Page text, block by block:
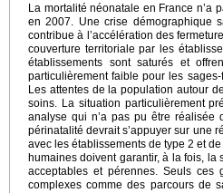
La mortalité néonatale en France n’a
en 2007. Une crise démographique
contribue à l’accélération des
couverture territoriale par les
établissements sont saturés et
particulièrement faible pour les
Les attentes de la population autour
soins. La situation particulièrement
analyse qui n’a pas pu être
périnatalité devrait s’appuyer sur une
avec les établissements de type 2 et
humaines doivent garantir, à la fois,
acceptables et pérennes. Seuls ces
complexes comme des parcours de